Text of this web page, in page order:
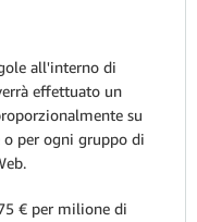
all'interno di
effettuato un
su
o per ogni gruppo di
€ per milione di